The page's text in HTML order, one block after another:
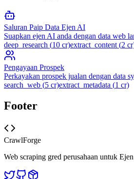
Saluran Paip Data Ejen AI
Suapkan ejen AI anda dengan data web
deep_research (10 cr)extract_content (2
Pengayaan Prospek
Perkayakan prospek jualan dengan data
search_web (5 cr)extract_metadata (1 cr)
Footer
CrawlForge
Web scraping gred perusahaan untuk